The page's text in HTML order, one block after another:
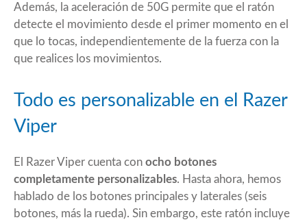
Además, la aceleración de 50G permite que el ratón
detecte el movimiento desde el primer momento en el
que lo tocas, independientemente de la fuerza con la
que realices los movimientos.
Todo es personalizable en el Razer
Viper
El Razer Viper cuenta con ocho botones
completamente personalizables. Hasta ahora, hemos
hablado de los botones principales y laterales (seis
botones, más la rueda). Sin embargo, este ratón incluye